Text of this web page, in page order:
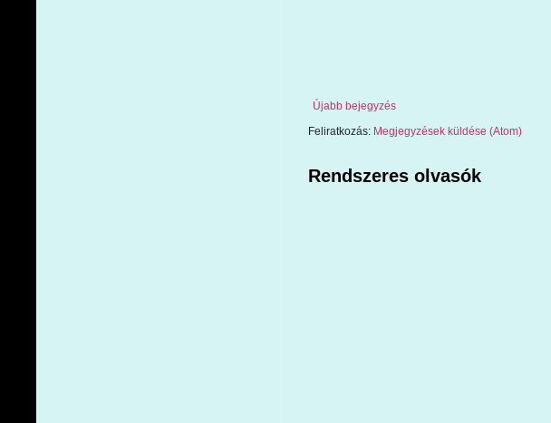
Újabb bejegyzés
Feliratkozás: Megjegyzések küldése (Atom)
Rendszeres olvasók